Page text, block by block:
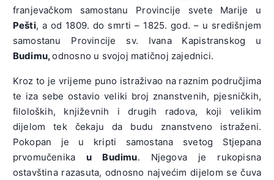
franjevačkom samostanu Provincije svete Marije u
Pešti, a od 1809. do smrti – 1825. god. – u središnjem
samostanu Provincije sv. Ivana Kapistranskog u
Budimu,odnosno u svojoj matičnoj zajednici.
Kroz to je vrijeme puno istraživao na raznim područjima
te iza sebe ostavio veliki broj znanstvenih, pjesničkih,
filoloških, književnih i drugih radova, koji velikim
dijelom tek čekaju da budu znanstveno istraženi.
Pokopan je u kripti samostana svetog Stjepana
prvomučenikau Budimu. Njegova je rukopisna
ostavština razasuta, odnosno najvećim dijelom se čuva